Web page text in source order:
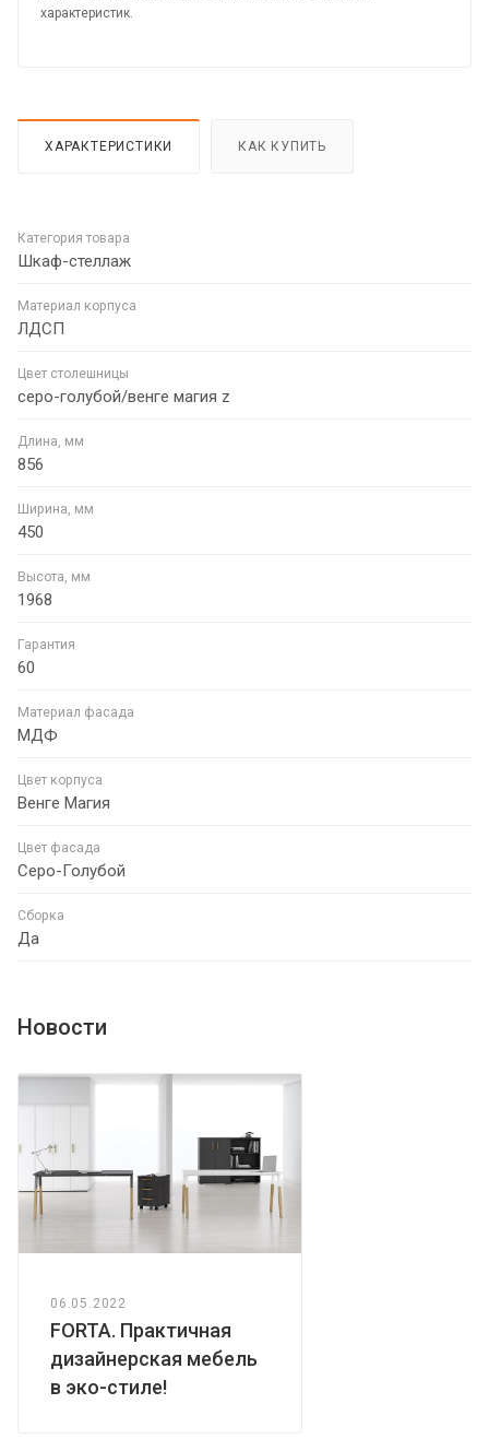
характеристик.
ХАРАКТЕРИСТИКИ КАК КУПИТЬ
Категория товара
Шкаф-стеллаж
Материал корпуса
ЛДСП
Цвет столешницы
серо-голубой/венге магия z
Длина, мм
856
Ширина, мм
450
Высота, мм
1968
Гарантия
60
Материал фасада
МДФ
Цвет корпуса
Венге Магия
Цвет фасада
Серо-Голубой
Сборка
Да
Новости
06.05.2022
FORTA. Практичная
дизайнерская мебель
в эко-стиле!